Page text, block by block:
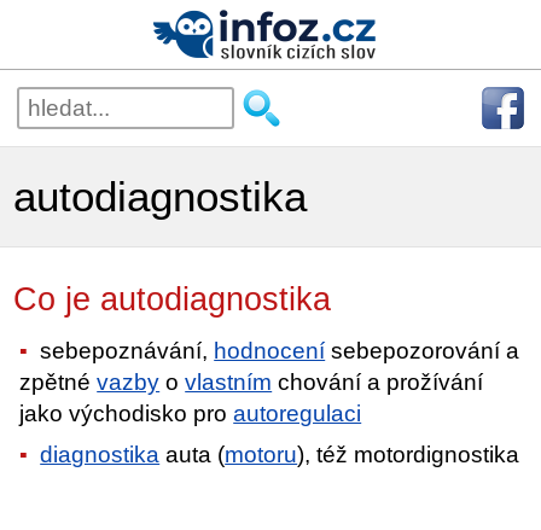
autodiagnostika
Co je autodiagnostika
sebepoznávání, hodnocení sebepozorování a
zpětnévazby ovlastním chování a prožívání
jako východisko proautoregulaci
diagnostika auta (motoru), též motordignostika